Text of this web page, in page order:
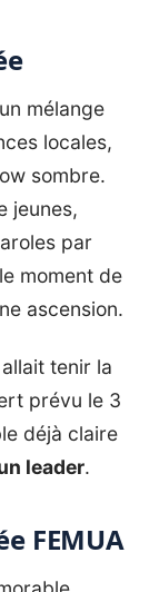
mélange
locales,
sombre.
jeunes,
par
moment de
ascension.
tenir la
prévu le 3
déjà claire
leader.
FEMUA